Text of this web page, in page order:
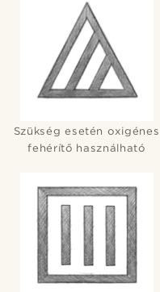
Szükség esetén oxigénes
fehérítő használható